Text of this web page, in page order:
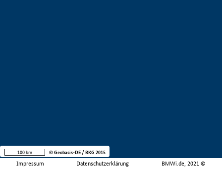
Impressum Datenschutzerklärung BMWi.de, 2021 ©
100 km © Geobasis-DE / BKG 2015